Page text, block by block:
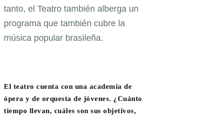
tanto, el Teatro también alberga un
programa que también cubre la
música popular brasileña.
El teatro cuenta con una academia de
ópera y de orquesta de jóvenes. ¿Cuánto
tiempo llevan, cuáles son sus objetivos,